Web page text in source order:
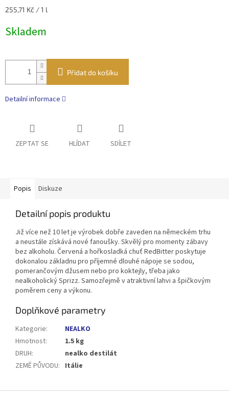
Měrná
255,71 Kč / 1 l
Skladem
Přidat do košíku
Detailní informace
ZEPTAT SE HLÍDAT SDÍLET
Popis Diskuze
Detailní popis produktu
Již více než 10 let je výrobek dobře zaveden na německém trhu
a neustále získává nové fanoušky. Skvělý pro momenty zábavy
bez alkoholu. Červená a hořkosladká chuť RedBitter poskytuje
dokonalou základnu pro příjemné dlouhé nápoje se sodou,
pomerančovým džusem nebo pro koktejly, třeba jako
nealkoholický Sprizz. Samozřejmě v atraktivní lahvi a špičkovým
poměrem ceny a výkonu.
Doplňkové parametry
Kategorie:
NEALKO
Hmotnost:
1.5 kg
DRUH:
nealko destilát
ZEMĚ PŮVODU: Itálie